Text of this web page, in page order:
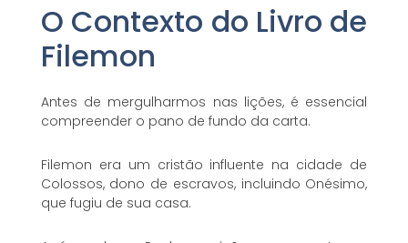
O Contexto do Livro de
Filemon
Antes de mergulharmos nas lições, é essencial
compreender o pano de fundo da carta.
Filemon era um cristão influente na cidade de
Colossos, dono de escravos, incluindo Onésimo,
que fugiu de sua casa.